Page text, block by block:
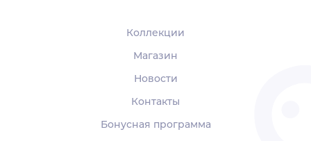
Коллекции
Магазин
Новости
Контакты
Бонусная программа